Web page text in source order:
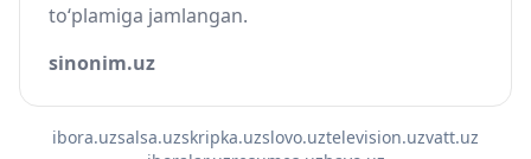
to‘plamiga jamlangan.
sinonim.uz
ibora.uzsalsa.uzskripka.uzslovo.uztelevision.uzvatt.uz